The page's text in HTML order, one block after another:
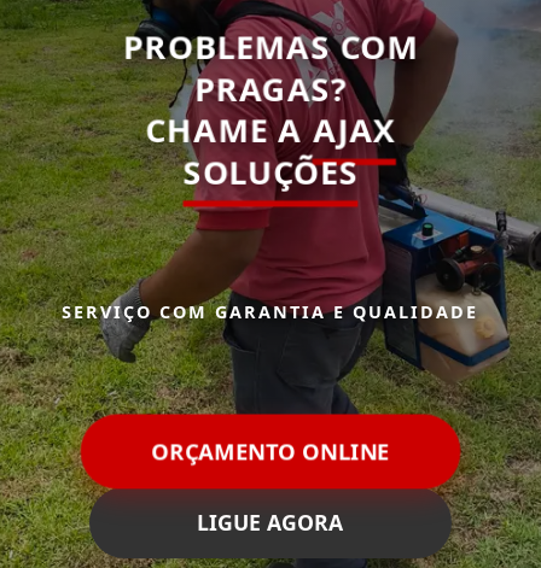
PROBLEMAS COM
PRAGAS?
CHAME AAJAX
SOLUÇÕES
SERVIÇO COM GARANTIA E QUALIDADE
ORÇAMENTO ONLINE
LIGUE AGORA